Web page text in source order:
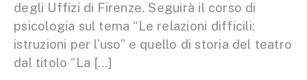
degli Uffizi di Firenze. Seguirà il corso di
psicologia sul tema “Le relazioni difficili:
istruzioni per l’uso” e quello di storia del teatro
dal titolo “La […]